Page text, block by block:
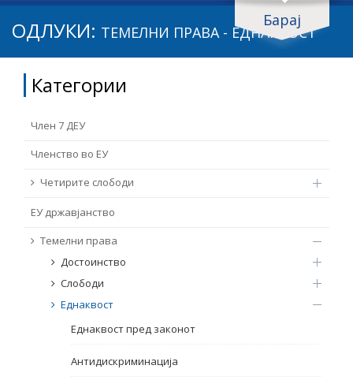
ПОЧЕТНА
ПРАВОСУДСТВО
БОРБА ПРОТИВ КОРУПЦИЈАТА
ТЕМЕЛНИ ПРАВА
ПРАВА НА ГРАЃАНИТЕ НА ЕУ
Барај
Барај документи
Област / подрачје
Под-извор
Тип
Од Мрежа 23
ОДЛУКИ: ТЕМЕЛНИ ПРАВА - ЕДНАКВОСТ
Категории
Член 7 ДЕУ
Членство во ЕУ
Четирите слободи
ЕУ државјанство
Темелни права
Достоинство
Слободи
Еднаквост
Еднаквост пред законот
Антидискриминација